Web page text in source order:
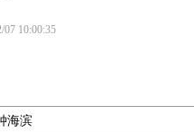
10:00:35
海滨